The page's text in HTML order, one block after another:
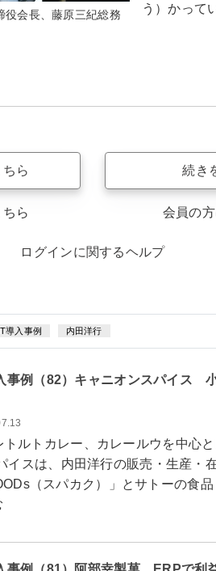
役会長、藤原三紀総務
う）かって
ら
ら
続き
会員の
ログインに関するヘルプ
導入事例 内田洋行
事例（82）キャニオンスパイス
トカレー、カレールウを中心と
イスは、内田洋行の販売・生産・
（スパカク）」とサトーの食